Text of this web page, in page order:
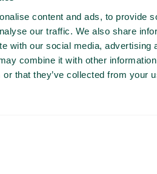
content and ads, to provide
our traffic. We also share
with our social media, advertising
combine it with other
or that they’ve collected from your
les responsables et
une vue d’ensemble
des effectifs et des files